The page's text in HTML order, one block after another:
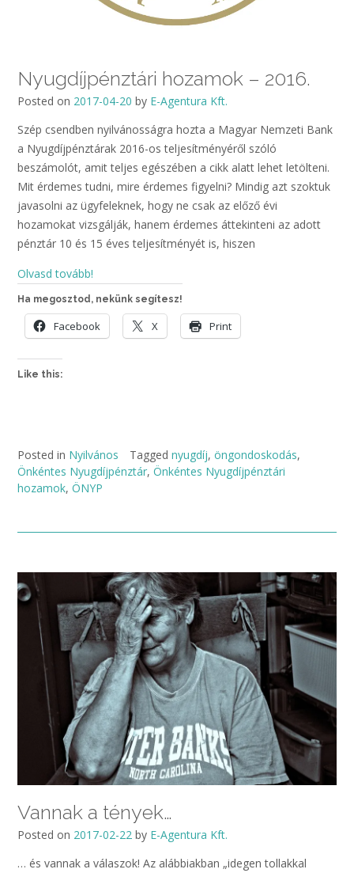
Nyugdíjpénztári hozamok – 2016.
Posted on 2017-04-20 by E-Agentura Kft.
Szép csendben nyilvánosságra hozta a Magyar Nemzeti Bank
a Nyugdíjpénztárak 2016-os teljesítményéről szóló
beszámolót, amit teljes egészében a cikk alatt lehet letölteni.
Mit érdemes tudni, mire érdemes figyelni? Mindig azt szoktuk
javasolni az ügyfeleknek, hogy ne csak az előző évi
hozamokat vizsgálják, hanem érdemes áttekinteni az adott
pénztár 10 és 15 éves teljesítményét is, hiszen
Olvasd tovább!
Ha megosztod, nekünk segítesz!
Facebook X Print
Like this:
Posted in Nyilvános Tagged nyugdíj, öngondoskodás,
Önkéntes Nyugdíjpénztár, Önkéntes Nyugdíjpénztári
hozamok, ÖNYP
Vannak a tények…
Posted on 2017-02-22 by E-Agentura Kft.
… és vannak a válaszok! Az alábbiakban „idegen tollakkal